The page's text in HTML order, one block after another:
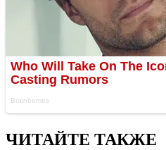
ЧИТАЙТЕ ТАКЖЕ